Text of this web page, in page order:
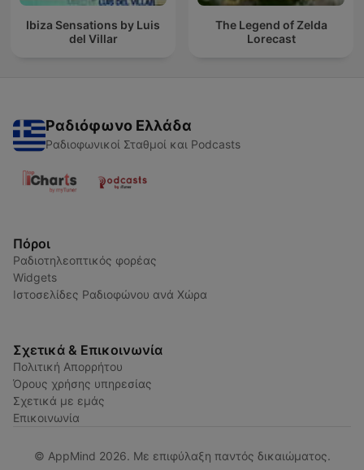
Ibiza Sensations by Luis
del Villar
The Legend of Zelda
Lorecast
Ραδιόφωνο Ελλάδα
Ραδιοφωνικοί Σταθμοί και Podcasts
Πόροι
Ραδιοτηλεοπτικός φορέας
Widgets
Ιστοσελίδες Ραδιοφώνου ανά Χώρα
Σχετικά & Επικοινωνία
Πολιτική Απορρήτου
Όρους χρήσης υπηρεσίας
Σχετικά με εμάς
Επικοινωνία
© AppMind 2026. Με επιφύλαξη παντός δικαιώματος.